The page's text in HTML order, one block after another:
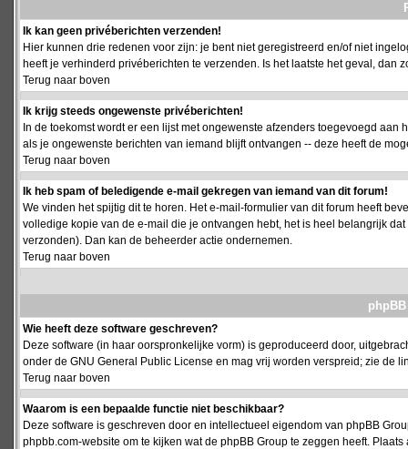
Ik kan geen privéberichten verzenden!
Hier kunnen drie redenen voor zijn: je bent niet geregistreerd en/of niet
heeft je verhinderd privéberichten te verzenden. Is het laatste het geval, dan
Terug naar boven
Ik krijg steeds ongewenste privéberichten!
In de toekomst wordt er een lijst met ongewenste afzenders toegevoegd
als je ongewenste berichten van iemand blijft ontvangen -- deze heeft de
Terug naar boven
Ik heb spam of beledigende e-mail gekregen van iemand van dit forum!
We vinden het spijtig dit te horen. Het e-mail-formulier van dit forum heeft
volledige kopie van de e-mail die je ontvangen hebt, het is heel belangrijk
verzonden). Dan kan de beheerder actie ondernemen.
Terug naar boven
Wie heeft deze software geschreven?
Deze software (in haar oorspronkelijke vorm) is geproduceerd door,
onder de GNU General Public License en mag vrij worden verspreid; zie de
Terug naar boven
Waarom is een bepaalde functie niet beschikbaar?
Deze software is geschreven door en intellectueel eigendom van phpBB
phpbb.com-website om te kijken wat de phpBB Group te zeggen heeft.